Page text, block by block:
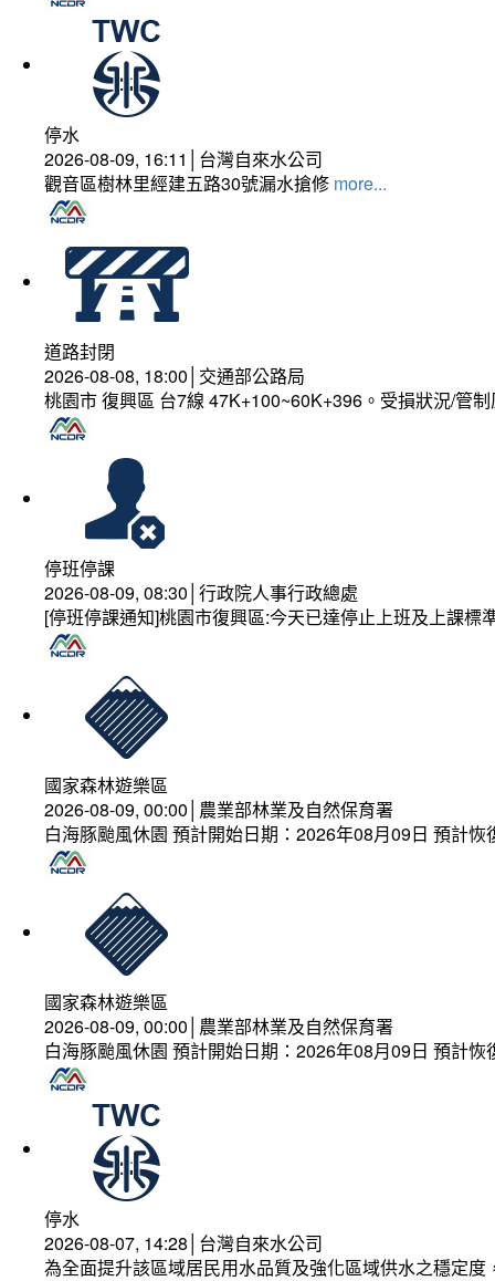
停水
2026-08-09, 16:11│台灣自來水公司
觀音區樹林里經建五路30號漏水搶修 more...
道路封閉
2026-08-08, 18:00│交通部公路局
桃園市 復興區 台7線 47K+100~60K+396。受損狀況/管
停班停課
2026-08-09, 08:30│行政院人事行政總處
[停班停課通知]桃園市復興區:今天已達停止上班及上課
國家森林遊樂區
2026-08-09, 00:00│農業部林業及自然保育署
白海豚颱風休園 預計開始日期：2026年08月09日 預計
國家森林遊樂區
2026-08-09, 00:00│農業部林業及自然保育署
白海豚颱風休園 預計開始日期：2026年08月09日 預計
停水
2026-08-07, 14:28│台灣自來水公司
為全面提升該區域居民用水品質及強化區域供水之穩定